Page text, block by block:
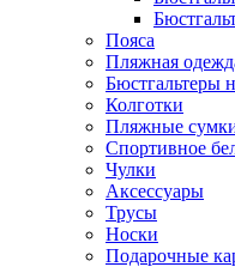
Пояса
Пляжная
Бюстгальтеры
Колготки
Пляжные
Спортивное
Чулки
Аксессуары
Трусы
Носки
Подарочные